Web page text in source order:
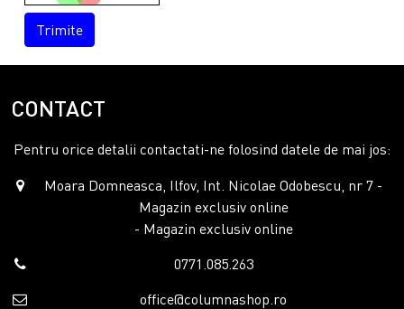
Trimite
CONTACT
Pentru orice detalii contactati-ne folosind datele de mai jos:
Moara Domneasca, Ilfov, Int. Nicolae Odobescu, nr 7 -
Magazin exclusiv online
- Magazin exclusiv online
0771.085.263
office@columnashop.ro